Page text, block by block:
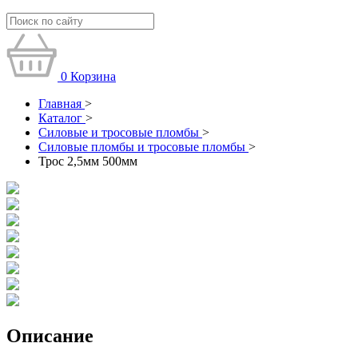
0 Корзина
Главная >
Каталог >
Силовые и тросовые пломбы >
Силовые пломбы и тросовые пломбы >
Трос 2,5мм 500мм
Описание